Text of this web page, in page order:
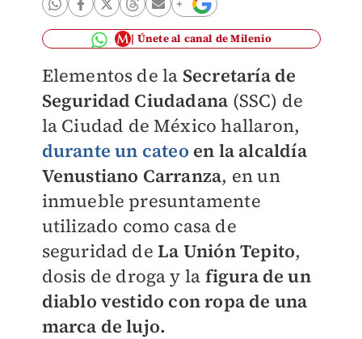
Únete al canal de Milenio
Elementos de la Secretaría de
Seguridad Ciudadana (SSC) de
la Ciudad de México hallaron,
durante un cateo en la alcaldía
Venustiano Carranza, en un
inmueble presuntamente
utilizado como casa de
seguridad deLa Unión Tepito,
dosis de droga y la figura de un
diablo vestido con ropa de una
marca de lujo.